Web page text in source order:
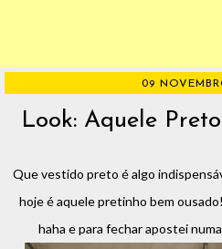
09
Look: Aquele
Que vestido preto é algo
hoje é aquele pretinho bem
haha e para fechar apostei